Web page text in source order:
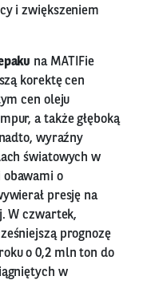
i zwiększeniem
na MATIFie
korektę cen
cen oleju
a także głęboką
wyraźny
światowych w
o
presję na
W czwartek,
prognozę
o 0,2 mln ton do
w